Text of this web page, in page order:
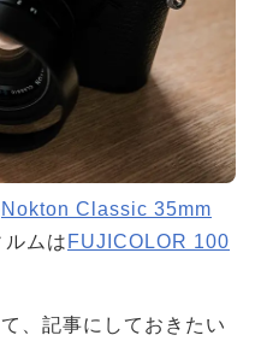
Nokton Classic 35mm
ルムは FUJICOLOR 100
、記事にしておきたい